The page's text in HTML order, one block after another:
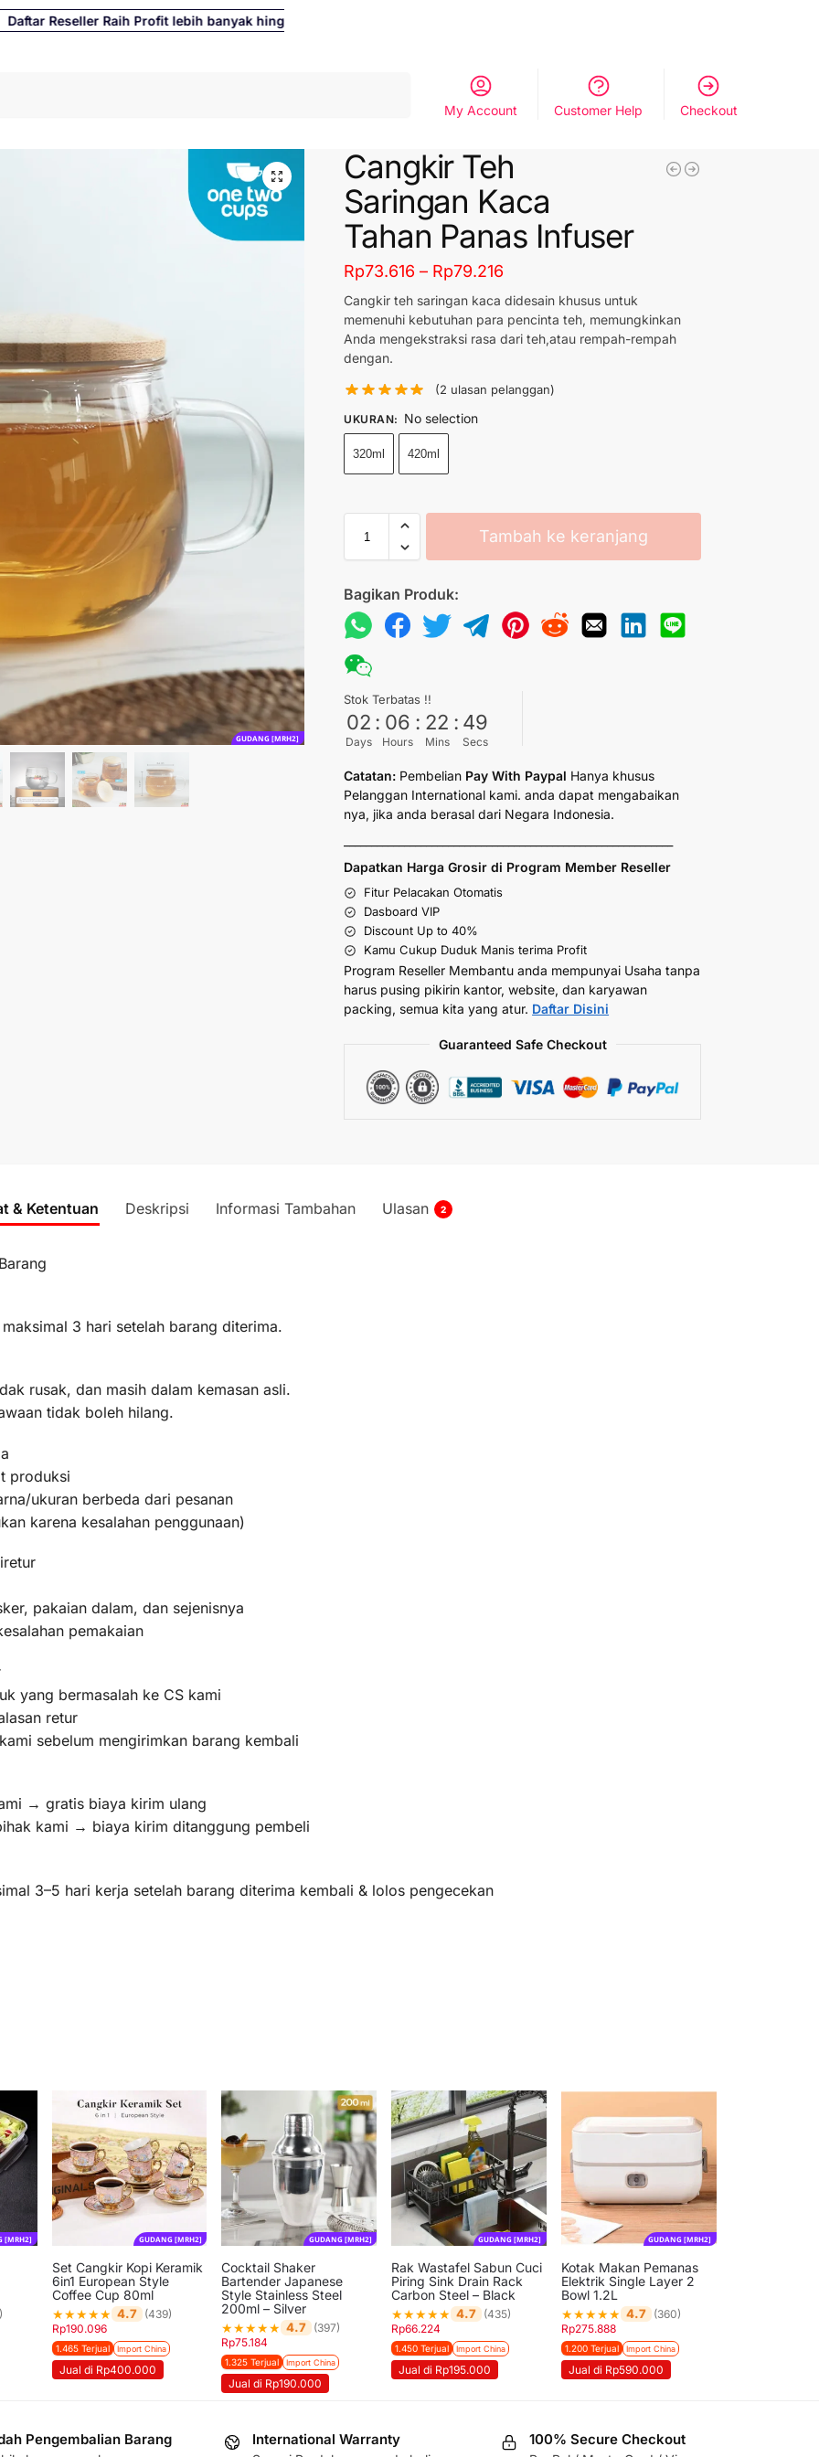
Reseller Raih Profit lebih banyak hingga 500%
My Account Customer Help Checkout
GUDANG [MRH2]
Cangkir Teh
Saringan Kaca
Tahan Panas Infuser
Rp73.616 – Rp79.216
Cangkir teh saringan kaca didesain khusus untuk
memenuhi kebutuhan para pencinta teh, memungkinkan
Anda mengekstraksi rasa dari teh,atau rempah-rempah
dengan.
(2 ulasan pelanggan)
UKURAN: No selection
320ml 420ml
Tambah ke keranjang
Bagikan Produk:
Stok Terbatas !!
02
Days
: 06
Hours
: 22
Mins
: 49
Secs
Catatan: Pembelian Pay With Paypal Hanya khusus
Pelanggan International kami. anda dapat mengabaikan
nya, jika anda berasal dari Negara Indonesia.
Dapatkan Harga Grosir di Program Member Reseller
Fitur Pelacakan Otomatis
Dasboard VIP
Discount Up to 40%
Kamu Cukup Duduk Manis terima Profit
Program Reseller Membantu anda mempunyai Usaha tanpa
harus pusing pikirin kantor, website, dan karyawan
packing, semua kita yang atur. Daftar Disini
Guaranteed Safe Checkout
& Ketentuan Deskripsi Informasi Tambahan Ulasan 2
3 hari setelah barang diterima.
rusak, dan masih dalam kemasan asli.
tidak boleh hilang.
produksi
ukuran berbeda dari pesanan
karena kesalahan penggunaan)
pakaian dalam, dan sejenisnya
pemakaian
yang bermasalah ke CS kami
retur
sebelum mengirimkan barang kembali
→ gratis biaya kirim ulang
kami → biaya kirim ditanggung pembeli
3–5 hari kerja setelah barang diterima kembali & lolos pengecekan
[MRH2] GUDANG [MRH2]
Set Cangkir Kopi Keramik
6in1 European Style
Coffee Cup 80ml
★★★★★ 4.7
(439)
Rp190.096
1.465 Terjual Import China
Jual di Rp400.000
GUDANG [MRH2]
Cocktail Shaker
Bartender Japanese
Style Stainless Steel
200ml – Silver
★★★★★ 4.7 (397)
Rp75.184
1.325 Terjual Import China
Jual di Rp190.000
GUDANG [MRH2]
Rak Wastafel Sabun Cuci
Piring Sink Drain Rack
Carbon Steel – Black
★★★★★ 4.7 (435)
Rp66.224
1.450 Terjual Import China
Jual di Rp195.000
GUDANG [MRH2]
Kotak Makan Pemanas
Elektrik Single Layer 2
Bowl 1.2L
★★★★★ 4.7
(360)
Rp275.888
1.200 Terjual Import China
Jual di Rp590.000
Pengembalian Barang International Warranty 100% Secure Checkout